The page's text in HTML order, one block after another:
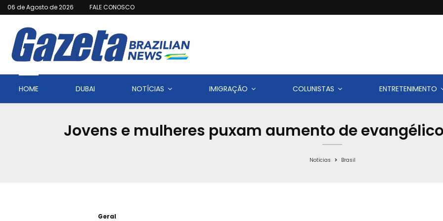
06 de Agosto de 2026 FALE CONOSCO
HOME DUBAI NOTÍCIAS IMIGRAÇÃO COLUNISTAS ENTRETENIMENTO
Jovens e mulheres puxam aumento de
Notícias Brasil
Geral